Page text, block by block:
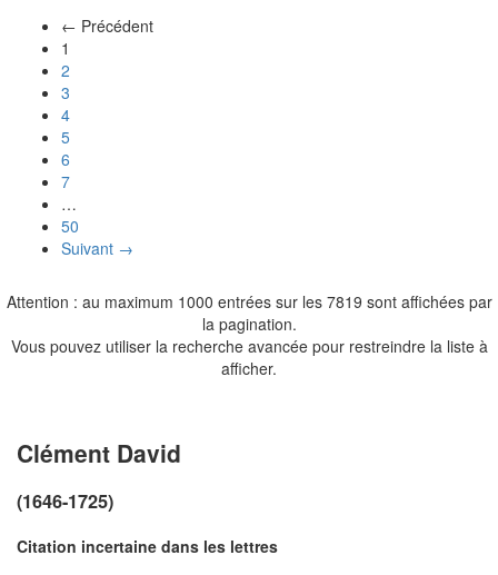
← Précédent
1
2
3
4
5
6
7
…
50
Suivant →
Attention : au maximum 1000 entrées sur les 7819 sont affichées par
la pagination.
Vous pouvez utiliser la recherche avancée pour restreindre la liste à
afficher.
Clément David
(1646-1725)
Citation incertaine dans les lettres